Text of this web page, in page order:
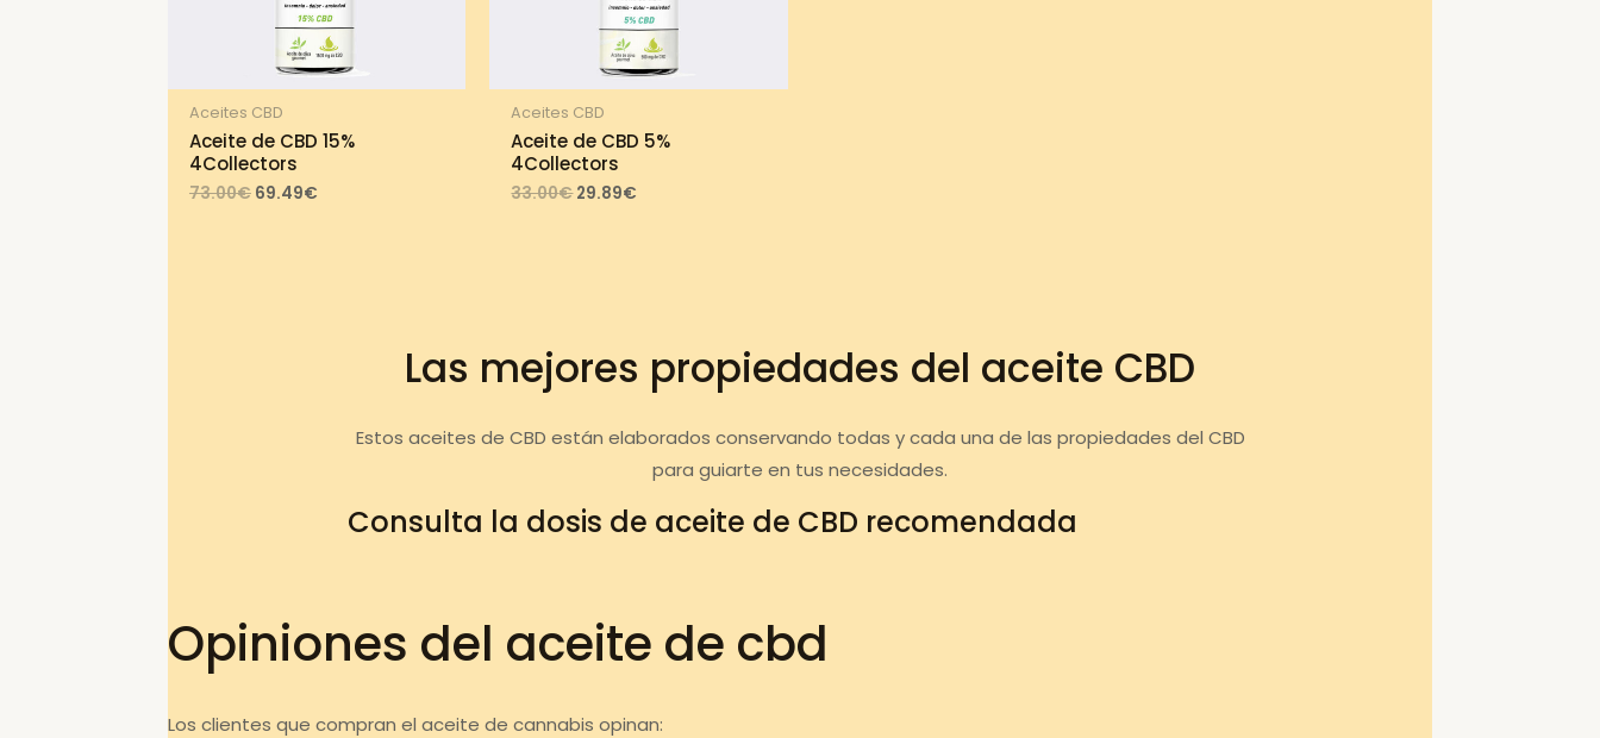
Aceites CBD
Aceite de CBD 15%
4Collectors
73.00€ Original
69.49€Current
Aceites CBD
Aceite de CBD 5%
4Collectors
33.00€Original
29.89€
Las mejores propiedades del aceite CBD
Estos aceites de CBD están elaborados conservando todas y cada una de las propiedades del CBD
para guiarte en tus necesidades.
Consulta la dosis de aceite de CBD recomendada
Opiniones del aceite de cbd
Los clientes que compran el aceite de cannabis opinan: